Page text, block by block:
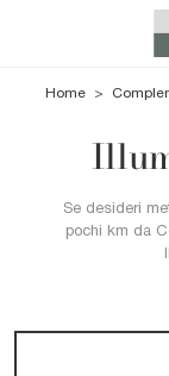
Home >
Se desideri
pochi km da